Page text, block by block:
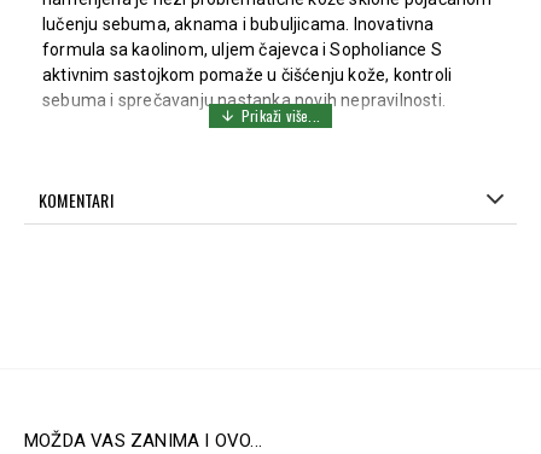
lučenju sebuma, aknama i bubuljicama. Inovativna
formula sa kaolinom, uljem čajevca i Sopholiance S
aktivnim sastojkom pomaže u čišćenju kože, kontroli
sebuma i sprečavanju nastanka novih nepravilnosti.
tokom celog dana.
KOMENTARI
MOŽDA VAS ZANIMA I OVO...